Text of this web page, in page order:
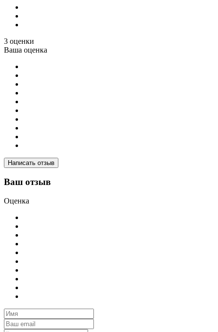
3 оценки
Ваша оценка
Написать отзыв
Ваш отзыв
Оценка